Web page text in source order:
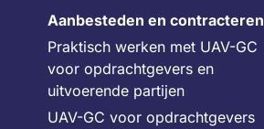
Aanbesteden en contracteren
Praktisch werken met UAV-GC
voor opdrachtgevers en
uitvoerende partijen
UAV-GC voor opdrachtgevers